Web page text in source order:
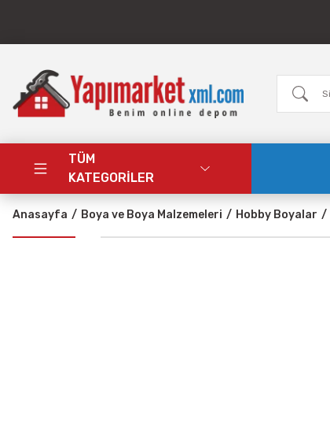
TÜM
KATEGORİLER
Anasayfa Boya ve Boya Malzemeleri Hobby Boyalar